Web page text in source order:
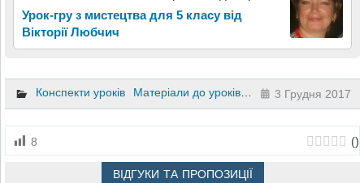
Урок-гру з мистецтва для 5 класу від
Вікторії Любчич
Конспекти уроків Матеріали до уроків Образотворче
3 Грудня 2017
8 ()
ВІДГУКИ ТА ПРОПОЗИЦІЇ